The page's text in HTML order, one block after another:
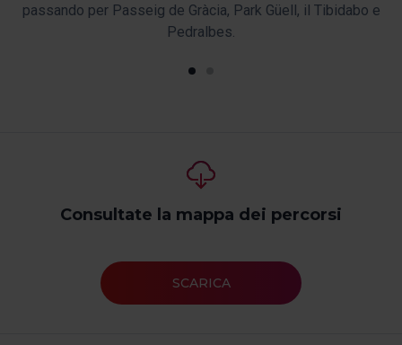
passando per Passeig de Gràcia, Park Güell, il Tibidabo e
Pedralbes.
Consultate la mappa dei percorsi
SCARICA